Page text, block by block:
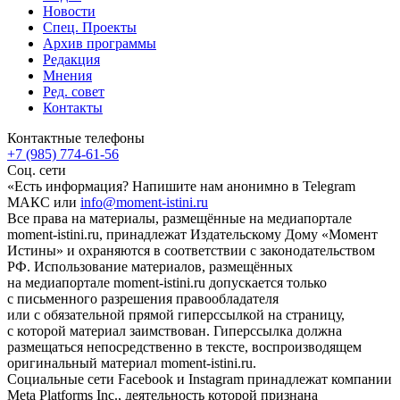
Новости
Спец. Проекты
Архив программы
Редакция
Мнения
Ред. совет
Контакты
Контактные телефоны
+7 (985) 774-61-56
Соц. сети
«Есть информация? Напишите нам анонимно в Telegram
МАКС или info@moment-istini.ru
Все права на материалы, размещённые на медиапортале
moment-istini.ru, принадлежат Издательскому Дому «Момент
Истины» и охраняются в соответствии с законодательством
РФ. Использование материалов, размещённых
на медиапортале moment-istini.ru допускается только
с письменного разрешения правообладателя
или с обязательной прямой гиперссылкой на страницу,
с которой материал заимствован. Гиперссылка должна
размещаться непосредственно в тексте, воспроизводящем
оригинальный материал moment-istini.ru.
Социальные сети Facebook и Instagram принадлежат компании
Meta Platforms Inc., деятельность которой признана